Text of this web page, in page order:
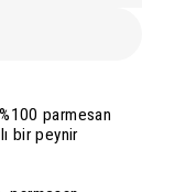
parmesan
bir peynir